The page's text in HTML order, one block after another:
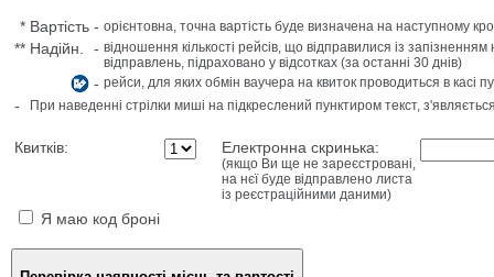
* Вартість - орієнтовна, точна вартість буде визначена на наступному
** Надійн. - відношення кількості рейсів, що відправилися із
відправлень, підраховано у відсотках (за останні 30 днів)
- рейси, для яких обмін ваучера на квиток проводиться в касі
- При наведенні стрілки миші на підкреслений пунктиром текст,
Квитків: Електронна скринька:
(якщо Ви ще не зареєстровані,
на нєї буде відправлено листа
із реєстраційними даними)
Я маю код броні